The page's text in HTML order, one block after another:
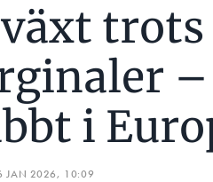
trots
i
JAN 2026, 10:09